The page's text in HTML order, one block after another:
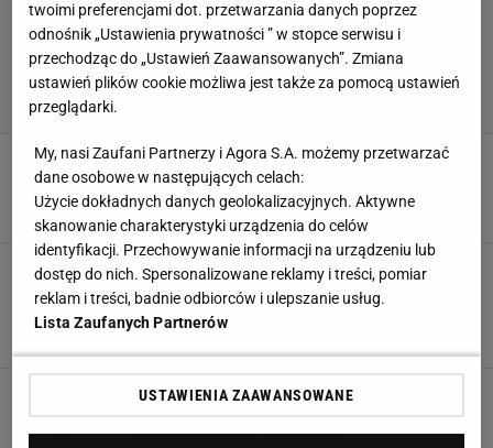
Tenis. Łukasz Kubot i Marcelo Melo zagrają w
"grupie śmierci" ATP World Tour Finals
Wojciech Michałowski,6 LISTOPADA 2018, 11:03
Tenis. Łukasz Kubot i Marcelo Melo pewni
udziału w ATP World Tour Finals! A w
Szanghaju powalczą o drugi z rzędu tytuł
Tenis. Znakomity mecz Łukasza Kubota i
Marcelo Melo. Pewne zwycięstwo i awans do
finału ATP World Tour Finals
twoimi preferencjami dot. przetwarzania danych poprzez
odnośnik „Ustawienia prywatności ” w stopce serwisu i
przechodząc do „Ustawień Zaawansowanych”. Zmiana
ustawień plików cookie możliwa jest także za pomocą ustawień
przeglądarki.
My, nasi Zaufani Partnerzy i Agora S.A. możemy przetwarzać
dane osobowe w następujących celach:
Użycie dokładnych danych geolokalizacyjnych. Aktywne
skanowanie charakterystyki urządzenia do celów
identyfikacji. Przechowywanie informacji na urządzeniu lub
dostęp do nich. Spersonalizowane reklamy i treści, pomiar
reklam i treści, badnie odbiorców i ulepszanie usług.
Lista Zaufanych Partnerów
USTAWIENIA ZAAWANSOWANE